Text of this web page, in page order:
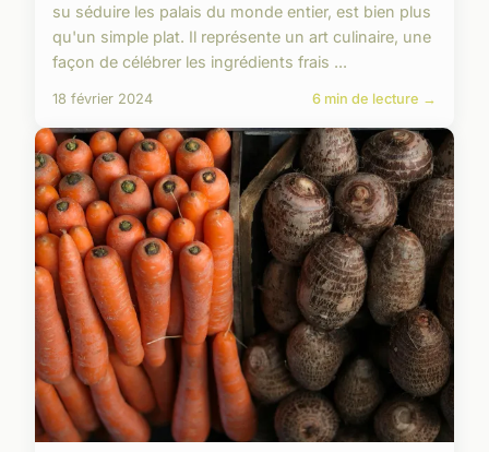
su séduire les palais du monde entier, est bien plus
qu'un simple plat. Il représente un art culinaire, une
façon de célébrer les ingrédients frais ...
18 février 2024 6 min de lecture →